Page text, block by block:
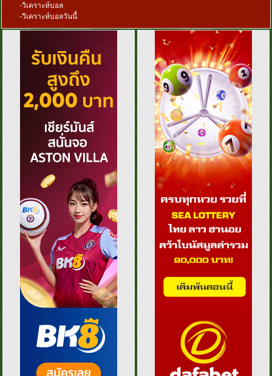
-วิเคราะห์บอล
-วิเคราะห์บอลวันนี้